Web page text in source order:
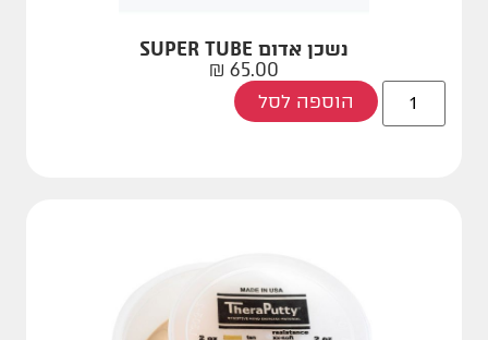
נשכן אדום SUPER TUBE
65.00
₪
הוספה לסל